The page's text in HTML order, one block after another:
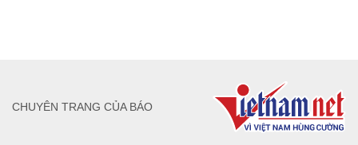
CHUYÊN TRANG CỦA BÁO